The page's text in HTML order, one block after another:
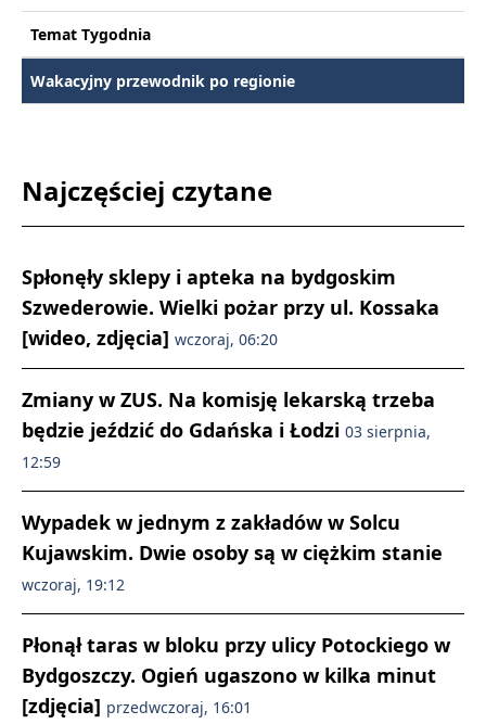
Temat Tygodnia
Wakacyjny przewodnik po regionie
Najczęściej czytane
Spłonęły sklepy i apteka na bydgoskim
Szwederowie. Wielki pożar przy ul. Kossaka
[wideo, zdjęcia] wczoraj, 06:20
Zmiany w ZUS. Na komisję lekarską trzeba
będzie jeździć do Gdańska i Łodzi 03 sierpnia,
12:59
Wypadek w jednym z zakładów w Solcu
Kujawskim. Dwie osoby są w ciężkim stanie
wczoraj, 19:12
Płonął taras w bloku przy ulicy Potockiego w
Bydgoszczy. Ogień ugaszono w kilka minut
[zdjęcia] przedwczoraj, 16:01